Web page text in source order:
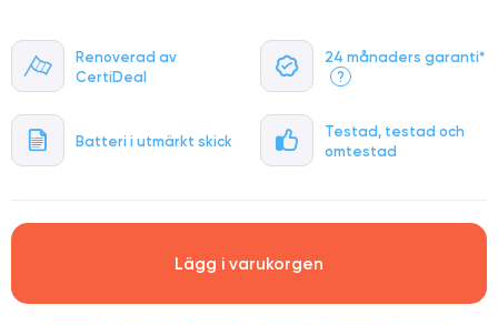
Renoverad av
CertiDeal
24 månaders garanti*
?
Batteri i utmärkt skick
Testad, testad och
omtestad
Lägg i varukorgen